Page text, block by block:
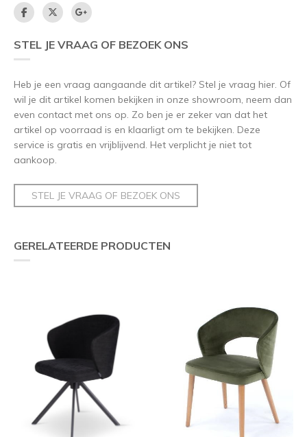
STEL JE VRAAG OF BEZOEK ONS
Heb je een vraag aangaande dit artikel? Stel je vraag hier. Of
wil je dit artikel komen bekijken in onze showroom, neem dan
even contact met ons op. Zo ben je er zeker van dat het
artikel op voorraad is en klaarligt om te bekijken. Deze
service is gratis en vrijblijvend. Het verplicht je niet tot
aankoop.
STEL JE VRAAG OF BEZOEK ONS
GERELATEERDE PRODUCTEN